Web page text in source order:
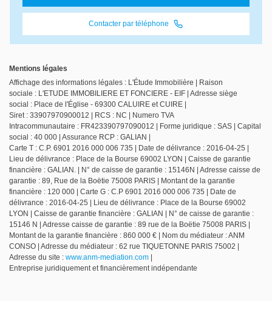
Contacter par téléphone
Mentions légales
Affichage des informations légales : L'Étude Immobilière | Raison
sociale : L'ETUDE IMMOBILIERE ET FONCIERE - EIF | Adresse siège
social : Place de l'Église - 69300 CALUIRE et CUIRE |
Siret : 33907970900012 | RCS : NC | Numero TVA
Intracommunautaire : FR423390797090012 | Forme juridique : SAS | Capital
social : 40 000 | Assurance RCP : GALIAN |
Carte T : C.P. 6901 2016 000 006 735 | Date de délivrance : 2016-04-25 |
Lieu de délivrance : Place de la Bourse 69002 LYON | Caisse de garantie
financière : GALIAN. | N° de caisse de garantie : 15146N | Adresse caisse de
garantie : 89, Rue de la Boëtie 75008 PARIS | Montant de la garantie
financière : 120 000 | Carte G : C.P 6901 2016 000 006 735 | Date de
délivrance : 2016-04-25 | Lieu de délivrance : Place de la Bourse 69002
LYON | Caisse de garantie financière : GALIAN | N° de caisse de garantie :
15146 N | Adresse caisse de garantie : 89 rue de la Boëtie 75008 PARIS |
Montant de la garantie financière : 860 000 € | Nom du médiateur : ANM
CONSO | Adresse du médiateur : 62 rue TIQUETONNE PARIS 75002 |
Adresse du site : www.anm-mediation.com
Entreprise juridiquement et financièrement indépendante